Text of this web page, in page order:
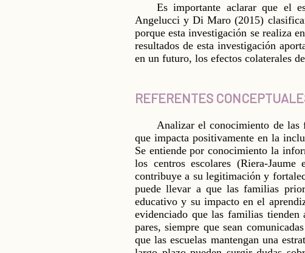
Es importante aclarar que el
Angelucci y Di Maro (2015)
porque esta investigación se realiza
resultados de esta investigación
en un futuro, los efectos colaterales
REFERENTES
Analizar el conocimiento de las
que impacta positivamente en la
Se entiende por conocimiento la
los centros escolares (Riera-
contribuye a su legitimación y
puede llevar a que las familias
educativo y su impacto en el
evidenciado que las familias tienden
pares, siempre que sean
que las escuelas mantengan una